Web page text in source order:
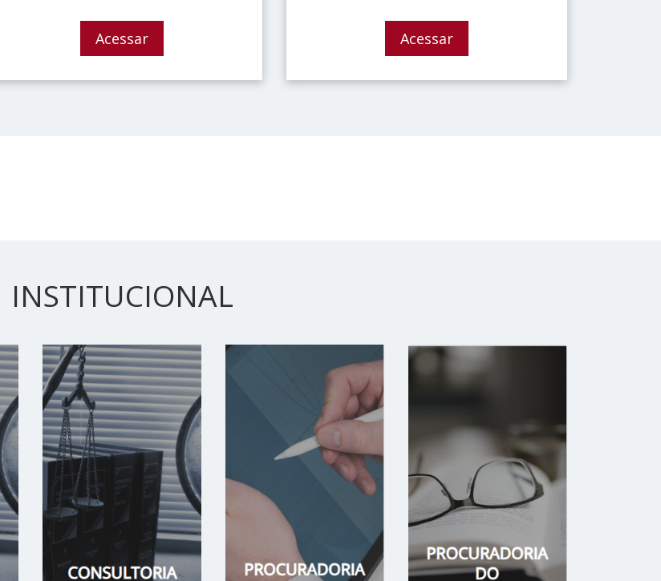
Acessar Acessar
INSTITUCIONAL